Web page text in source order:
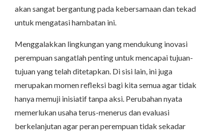
akan sangat bergantung pada kebersamaan dan tekad
untuk mengatasi hambatan ini.
Menggalakkan lingkungan yang mendukung inovasi
perempuan sangatlah penting untuk mencapai tujuan-
tujuan yang telah ditetapkan. Di sisi lain, ini juga
merupakan momen refleksi bagi kita semua agar tidak
hanya memuji inisiatif tanpa aksi. Perubahan nyata
memerlukan usaha terus-menerus dan evaluasi
berkelanjutan agar peran perempuan tidak sekadar